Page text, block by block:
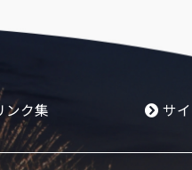
ンク集 サ